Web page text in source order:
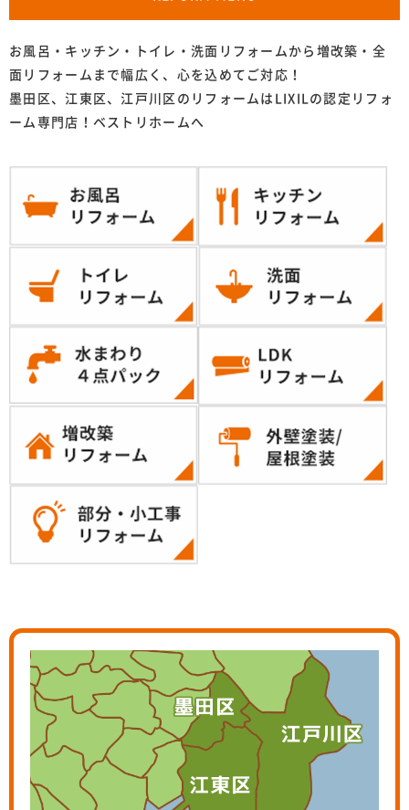
お風呂・キッチン・トイレ・洗面リフォームから増改築・全
面リフォームまで幅広く、心を込めてご対応！
墨田区、江東区、江戸川区のリフォームはLIXILの認定リフォ
ーム専門店！ベストリホームへ